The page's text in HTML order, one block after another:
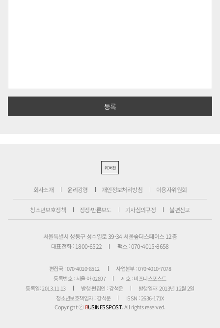
PC버전
회사소개 윤리강령 개인정보처리방침 이용자위원회
청소년보호정책 정정·반론보도 기사심의규정 불편신고
서울특별시 성동구 성수일로 39-34 서울숲더스페이스 12층
대표전화 : 1800-6522
팩스 : 070-4015-8658
편집국 : 070-4010-8512
사업본부 : 070-4010-7078
등록번호 : 서울 아 02897
제호 : 비즈니스포스트
등록일: 2013.11.13
발행·편집인 : 강석운
발행일자: 2013년 12월 2일
청소년보호책임자 : 강석운
ISSN : 2636-171X
Copyright ⓒBUSINESSPOST. All rights reserved.